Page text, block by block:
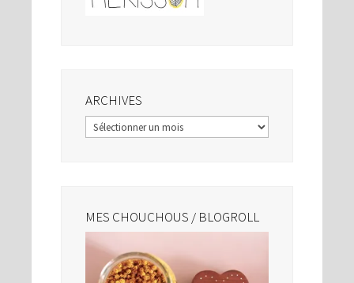
ARCHIVES
Archives
MES CHOUCHOUS / BLOGROLL